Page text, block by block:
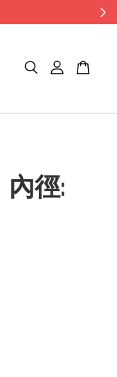
內徑: